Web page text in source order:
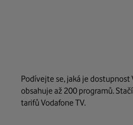
Podívejte se, jaká je dostupnost
obsahuje až 200 programů.
tarifů Vodafone TV.